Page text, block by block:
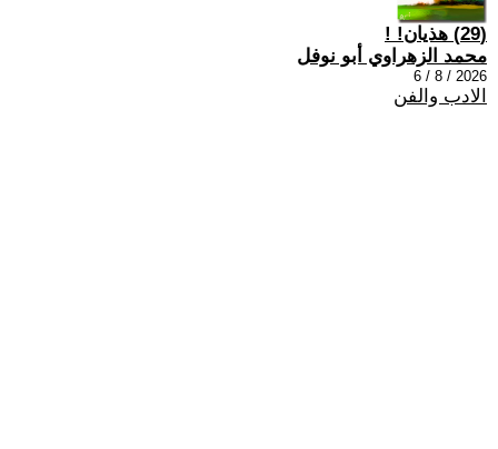
(29) هذيان! !
محمد الزهراوي أبو نوفل
2026 / 8 / 6
الادب والفن